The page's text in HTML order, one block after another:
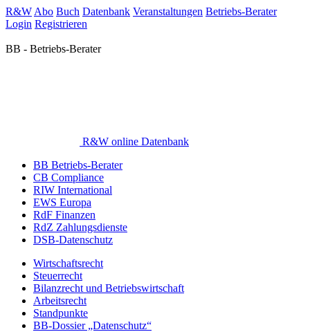
R&W Abo Buch Datenbank Veranstaltungen Betriebs-Berater
Login Registrieren
BB - Betriebs-Berater
R&W online Datenbank
BB Betriebs-Berater
CB Compliance
RIW International
EWS Europa
RdF Finanzen
RdZ Zahlungsdienste
DSB-Datenschutz
Wirtschaftsrecht
Steuerrecht
Bilanzrecht und Betriebswirtschaft
Arbeitsrecht
Standpunkte
BB-Dossier „Datenschutz“